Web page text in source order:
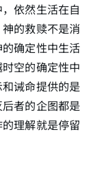
依然生活在自
的救赎不是消
确定性中生活
空的确定性中
诫命提供的是
者的企图都是
理解就是停留